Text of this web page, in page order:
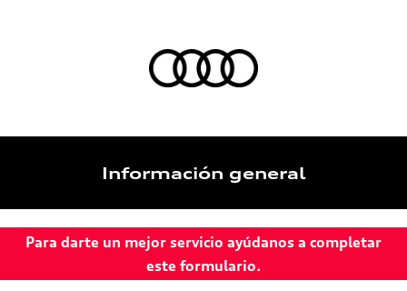
Información general
Para darte un mejor servicio ayúdanos a completar
este formulario.